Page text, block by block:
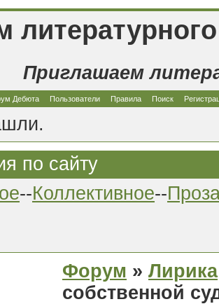
Приглашаем
Дебюта Пользователи Правила Поиск
по сайту
--Коллективное--
Форум » Лирика
собственной